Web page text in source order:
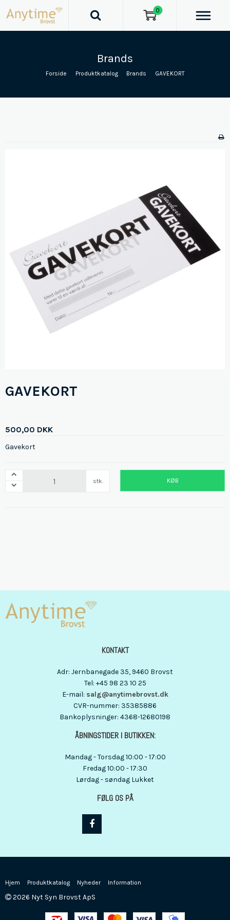
Brands
Forside Produktkatalog Brands GAVEKORT
GAVEKORT
500,00 DKK
Gavekort
stk. KØB
0
KONTAKT
Adr: Jernbanegade 35, 9460 Brovst
Tel: +45 98 23 10 25
E-mail: salg@anytimebrovst.dk
CVR-nummer: 35385886
Bankoplysninger: 4368-12680198
ÅBNINGSTIDER I BUTIKKEN:
Mandag - Torsdag 10:00 - 17:00
Fredag 10:00 - 17:30
Lørdag - søndag Lukket
FØLG OS PÅ
Hjem Produktkatalog Nyheder Information
2026 Nyt Syn Brovst ApS